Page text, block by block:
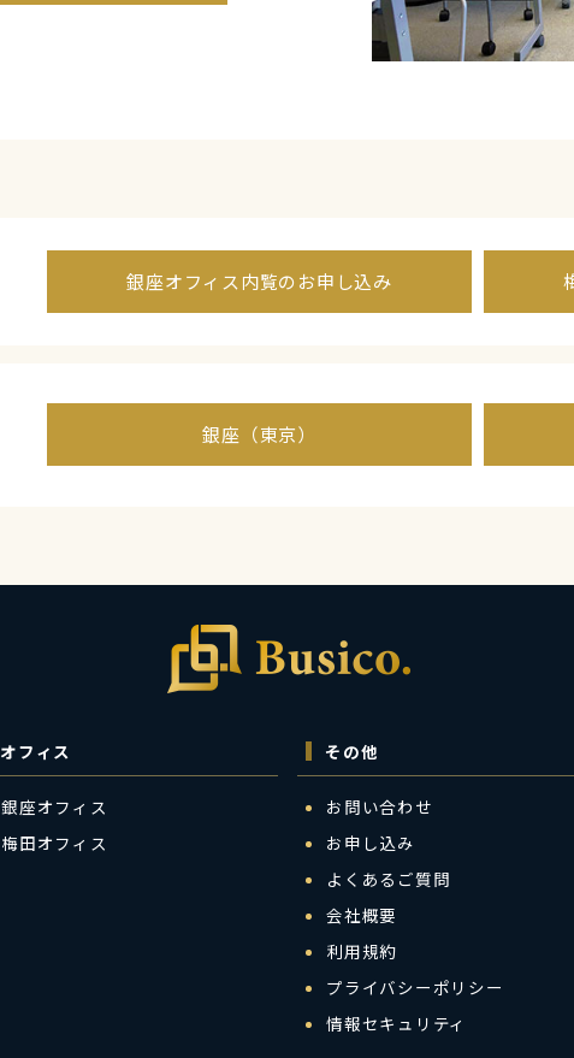
銀座オフィス内覧のお申し込み
銀座（東京）
オフィス
銀座オフィス
梅田オフィス
その他
お問い合わせ
お申し込み
よくあるご質問
会社概要
利用規約
プライバシーポリシー
情報セキュリティ